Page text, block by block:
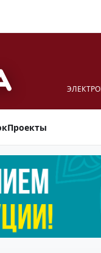
Проекты